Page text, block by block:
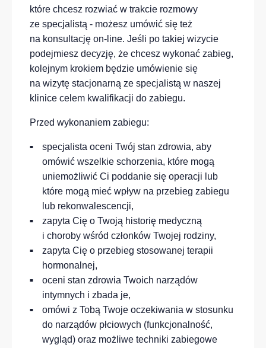
które chcesz rozwiać w trakcie rozmowy
ze specjalistą - możesz umówić się też
na konsultację on-line. Jeśli po takiej wizycie
podejmiesz decyzję, że chcesz wykonać zabieg,
kolejnym krokiem będzie umówienie się
na wizytę stacjonarną ze specjalistą w naszej
klinice celem kwalifikacji do zabiegu.
Przed wykonaniem zabiegu:
specjalista oceni Twój stan zdrowia, aby
omówić wszelkie schorzenia, które mogą
uniemożliwić Ci poddanie się operacji lub
które mogą mieć wpływ na przebieg zabiegu
lub rekonwalescencji,
zapyta Cię o Twoją historię medyczną
i choroby wśród członków Twojej rodziny,
zapyta Cię o przebieg stosowanej terapii
hormonalnej,
oceni stan zdrowia Twoich narządów
intymnych i zbada je,
omówi z Tobą Twoje oczekiwania w stosunku
do narządów płciowych (funkcjonalność,
wygląd) oraz możliwe techniki zabiegowe